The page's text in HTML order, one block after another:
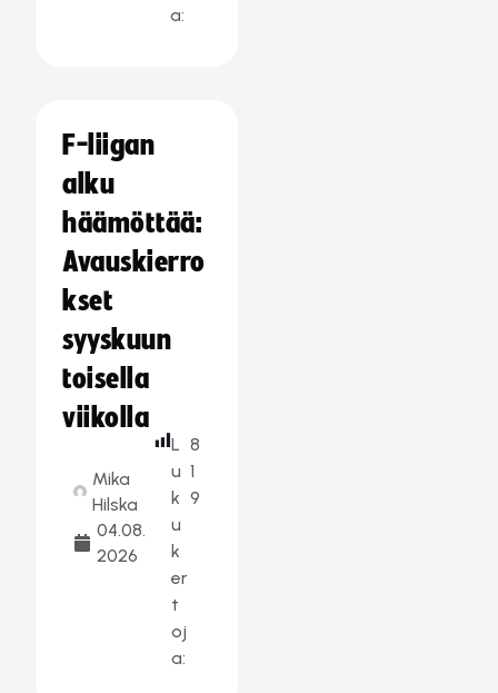
a:
F-liigan
alku
häämöttää:
Avauskierro
kset
syyskuun
toisella
viikolla
Mika
Hilska
04.08.
2026
L
u
k
u
k
er
t
oj
a:
8
1
9